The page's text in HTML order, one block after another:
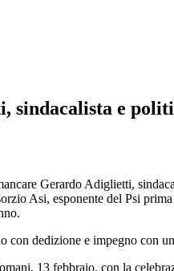
sindacalista e
Gerardo Adiglietti,
Asi, esponente del Psi
con dedizione e impegno con
13 febbraio, con la